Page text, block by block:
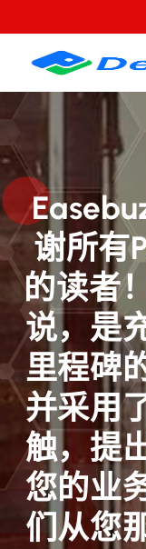
转
容
谢所有
的读者
说，是
里程碑
并采用
触，提
您的业
们从您